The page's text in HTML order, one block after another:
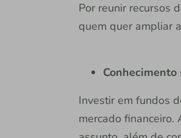
Por reunir recursos
quem quer ampliar
Conhecimento
Investir em fundos
mercado financeiro.